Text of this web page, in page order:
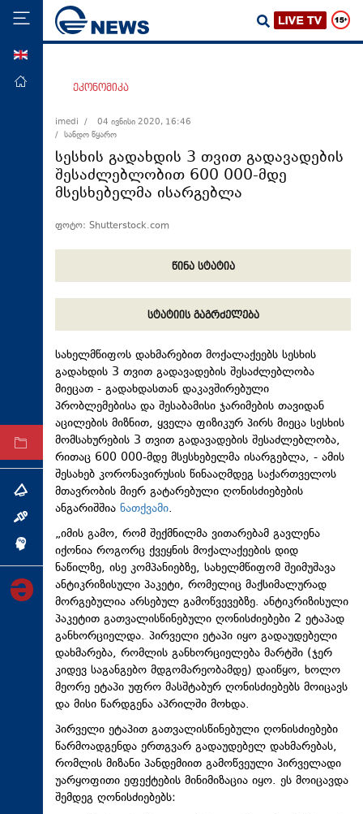
მთავარი
ეკონომიკა
მსოფლიო
ჯანდაცვა
რეგიონი
სპორტი
ტექნოლოგიები
ტაბლოიდი
არქივი
თემა
ინქვიზიცია
ეკონომიკა
imedi /
04 ივნისი 2020, 16:46
/ სანდო წყარო
სესხის გადახდის 3 თვით გადავადების
შესაძლებლობით 600 000-მდე
მსესხებელმა ისარგებლა
ფოტო: Shutterstock.com
წინა სტატია
სტატიის გაგრძელება
სახელმწიფოს დახმარებით მოქალაქეებს სესხის
გადახდის 3 თვით გადავადების შესაძლებლობა
მიეცათ - გადახდასთან დაკავშირებული
პრობლემებისა და შესაბამისი ჯარიმების თავიდან
აცილების მიზნით, ყველა ფიზიკურ პირს მიეცა სესხის
მომსახურების 3 თვით გადავადების შესაძლებლობა,
რითაც 600 000-მდე მსესხებელმა ისარგებლა, - ამის
შესახებ კორონავირუსის წინააღმდეგ საქართველოს
მთავრობის მიერ გატარებული ღონისძიებების
ანგარიშშია ნათქვამი.
„იმის გამო, რომ შექმნილმა ვითარებამ გავლენა
იქონია როგორც ქვეყნის მოქალაქეების დიდ
ნაწილზე, ისე კომპანიებზე, სახელმწიფომ შეიმუშავა
ანტიკრიზისული პაკეტი, რომელიც მაქსიმალურად
მორგებულია არსებულ გამოწვევებზე. ანტიკრიზისული
პაკეტით გათვალისწინებული ღონისძიებები 2 ეტაპად
განხორციელდა. პირველი ეტაპი იყო გადაუდებელი
დახმარება, რომლის განხორციელება მარტში (ჯერ
კიდევ საგანგებო მდგომარეობამდე) დაიწყო, ხოლო
მეორე ეტაპი უფრო მასშტაბურ ღონისძიებებს მოიცავს
და მისი წარდგენა აპრილში მოხდა.
პირველი ეტაპით გათვალისწინებული ღონისძიებები
წარმოადგენდა ერთგვარ გადაუდებელ დახმარებას,
რომლის მიზანი პანდემიით გამოწვეული პირველადი
უარყოფითი ეფექტების მინიმიზაცია იყო. ეს მოიცავდა
შემდეგ ღონისძიებებს: